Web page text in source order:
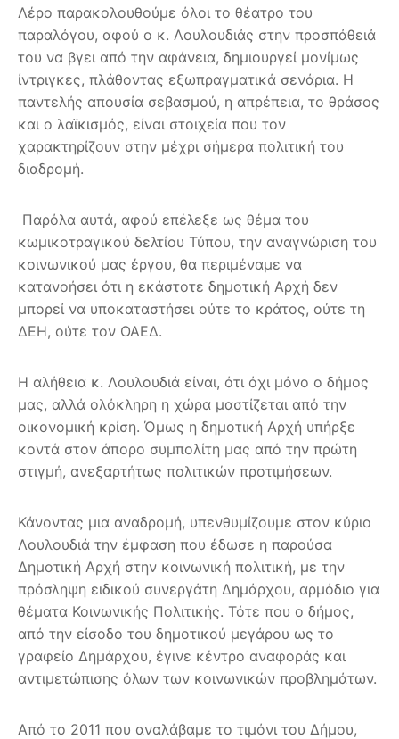
Λέρο παρακολουθούμε όλοι το θέατρο του
παραλόγου, αφού ο κ. Λουλουδιάς στην προσπάθειά
του να βγει από την αφάνεια, δημιουργεί μονίμως
ίντριγκες, πλάθοντας εξωπραγματικά σενάρια. Η
παντελής απουσία σεβασμού, η απρέπεια, το θράσος
και ο λαϊκισμός, είναι στοιχεία που τον
χαρακτηρίζουν στην μέχρι σήμερα πολιτική του
διαδρομή.
Παρόλα αυτά, αφού επέλεξε ως θέμα του
κωμικοτραγικού δελτίου Τύπου, την αναγνώριση του
κοινωνικού μας έργου, θα περιμέναμε να
κατανοήσει ότι η εκάστοτε δημοτική Αρχή δεν
μπορεί να υποκαταστήσει ούτε το κράτος, ούτε τη
ΔΕΗ, ούτε τον ΟΑΕΔ.
Η αλήθεια κ. Λουλουδιά είναι, ότι όχι μόνο ο δήμος
μας, αλλά ολόκληρη η χώρα μαστίζεται από την
οικονομική κρίση. Όμως η δημοτική Αρχή υπήρξε
κοντά στον άπορο συμπολίτη μας από την πρώτη
στιγμή, ανεξαρτήτως πολιτικών προτιμήσεων.
Κάνοντας μια αναδρομή, υπενθυμίζουμε στον κύριο
Λουλουδιά την έμφαση που έδωσε η παρούσα
Δημοτική Αρχή στην κοινωνική πολιτική, με την
πρόσληψη ειδικού συνεργάτη Δημάρχου, αρμόδιο για
θέματα Κοινωνικής Πολιτικής. Τότε που ο δήμος,
από την είσοδο του δημοτικού μεγάρου ως το
γραφείο Δημάρχου, έγινε κέντρο αναφοράς και
αντιμετώπισης όλων των κοινωνικών προβλημάτων.
Από το 2011 που αναλάβαμε το τιμόνι του Δήμου,